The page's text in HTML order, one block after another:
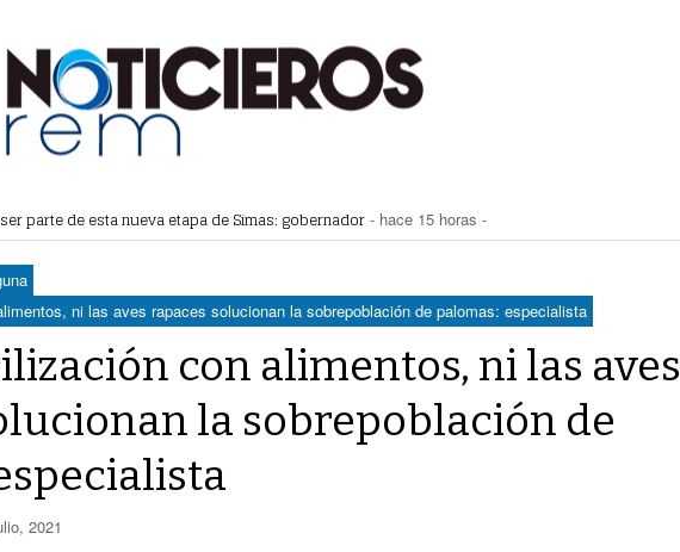
mayor dotación de Agua Saludable; van por red para comunidades rurales
por insaculación y voto ciudadano a 50 jueces en 2028- hace 15 horas -
robo en oficinas de Morena Lerdo; cámaras captan a responsables
de Lerdo por mayor regulación de lotes baldíos- hace 15 horas -
ni las aves rapaces solucionan la sobrepoblación de palomas: especialista
con alimentos, ni las aves
la sobrepoblación de
2021